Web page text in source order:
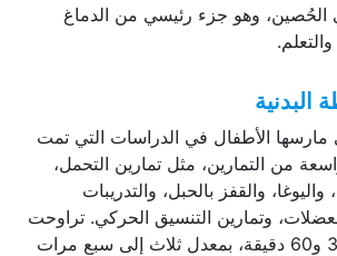
الحُصين، وهو جزء رئيسي من الدماغ
البدنية
الأطفال في الدراسات التي تمت
من التمارين، مثل تمارين التحمل،
والقفز بالحبل، والتدريبات
وتمارين التنسيق الحركي. تراوحت
مدة الجلسات بين 30 و60 دقيقة، بمعدل ثلاث إلى سبع مرات